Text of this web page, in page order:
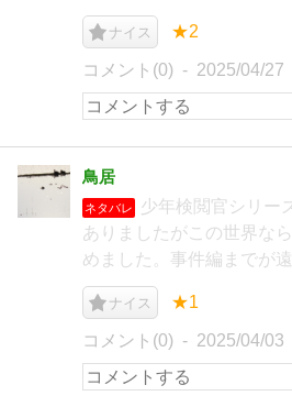
ナイス ★2
コメント(0) 2025/04/27
鳥居
ネタバレ
少年検閲官シリー
ありましたがこの世界な
めました。事件編までが
ナイス ★1
コメント(0) 2025/04/03